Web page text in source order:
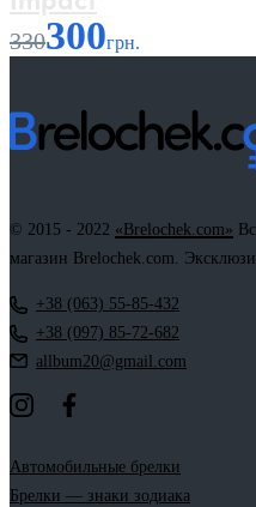
330300грн.
© 2015 - 2022 «Brelochek.com»
магазин Brelochek.com.
+38 (063) 55-85-432
+38 (097) 85-72-682
allbum20@gmail.com
Автомобильные брелки
Брелки — знаки зодиака